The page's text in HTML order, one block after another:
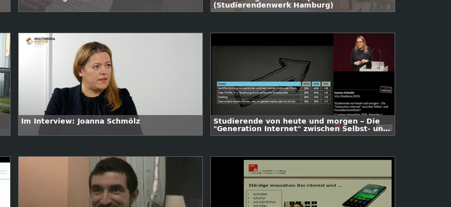
(Studierendenwerk Hamburg)
Im Interview: Joanna Schmölz
Studierende von heute und morgen – Die
"Generation Internet" zwischen Selbst- und
Fremdbestimmtheit?